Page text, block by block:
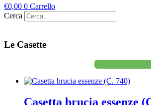
€0,00 0 Carrello
Cerca
Le Casette
Casetta brucia essenze